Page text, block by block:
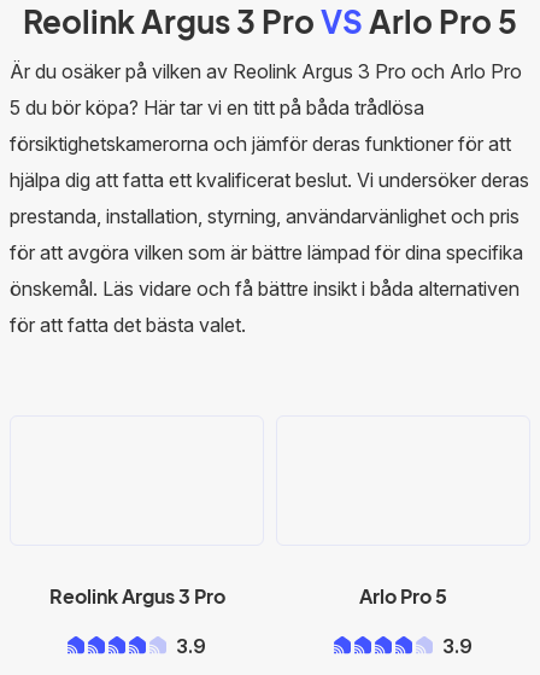
Reolink Argus 3 ProVSArlo Pro 5
Är du osäker på vilken av Reolink Argus 3 Pro och Arlo Pro
5 du bör köpa? Här tar vi en titt på båda trådlösa
försiktighetskamerorna och jämför deras funktioner för att
hjälpa dig att fatta ett kvalificerat beslut. Vi undersöker deras
prestanda, installation, styrning, användarvänlighet och pris
för att avgöra vilken som är bättre lämpad för dina specifika
önskemål. Läs vidare och få bättre insikt i båda alternativen
för att fatta det bästa valet.
Reolink Argus 3 Pro
3.9
Arlo Pro 5
3.9